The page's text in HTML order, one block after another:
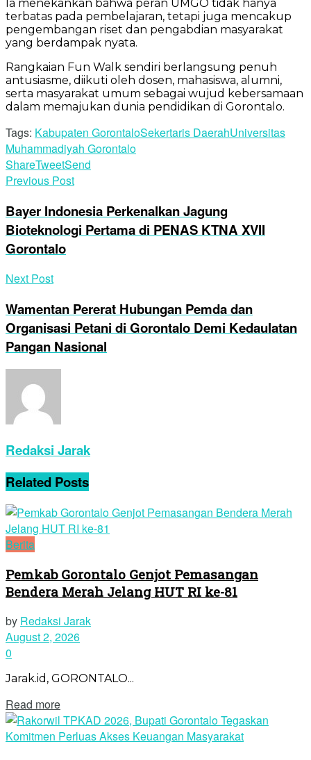
Ia menekankan bahwa peran UMGO tidak hanya
terbatas pada pembelajaran, tetapi juga mencakup
pengembangan riset dan pengabdian masyarakat
yang berdampak nyata.
Rangkaian Fun Walk sendiri berlangsung penuh
antusiasme, diikuti oleh dosen, mahasiswa, alumni,
serta masyarakat umum sebagai wujud kebersamaan
dalam memajukan dunia pendidikan di Gorontalo.
Tags: Kabupaten GorontaloSekertaris DaerahUniversitas
Muhammadiyah Gorontalo
ShareTweetSend
Previous Post
Bayer Indonesia Perkenalkan Jagung
Bioteknologi Pertama di PENAS KTNA XVII
Gorontalo
Next Post
Wamentan Pererat Hubungan Pemda dan
Organisasi Petani di Gorontalo Demi Kedaulatan
Pangan Nasional
Redaksi Jarak
Related Posts
Berita
Pemkab Gorontalo Genjot Pemasangan
Bendera Merah Jelang HUT RI ke-81
by Redaksi Jarak
August 2, 2026
0
Jarak.id, GORONTALO...
Read more